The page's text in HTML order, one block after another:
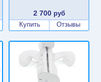
2 700руб
Купить
Отзывы